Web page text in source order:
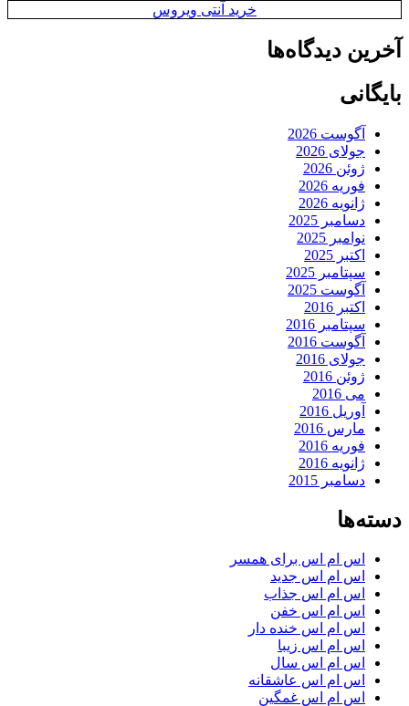
خرید آنتی ویروس
آخرین دیدگاه‌ها
بایگانی
آگوست 2026
جولای 2026
ژوئن 2026
فوریه 2026
ژانویه 2026
دسامبر 2025
نوامبر 2025
اکتبر 2025
سپتامبر 2025
آگوست 2025
اکتبر 2016
سپتامبر 2016
آگوست 2016
جولای 2016
ژوئن 2016
می 2016
آوریل 2016
مارس 2016
فوریه 2016
ژانویه 2016
دسامبر 2015
دسته‌ها
اس ام اس برای همسر
اس ام اس جدید
اس ام اس جذاب
اس ام اس خفن
اس ام اس خنده دار
اس ام اس زیبا
اس ام اس سال
اس ام اس عاشقانه
اس ام اس غمگین